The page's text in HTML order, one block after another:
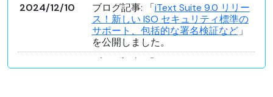
2024/12/10 ブログ記事: 「iText Suite 9.0 リリー
ス！新しい ISO セキュリティ標準の
サポート、包括的な署名検証など」
を公開しました。
ブログ記事: 「